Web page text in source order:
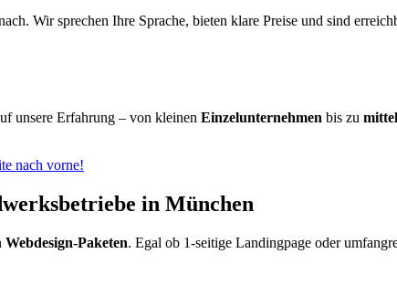
Wir sprechen Ihre Sprache, bieten klare Preise und sind
unsere Erfahrung – von kleinen Einzelunternehmen bis zu
nach vorne!
in München
Webdesign-Paketen. Egal ob 1-seitige Landingpage oder